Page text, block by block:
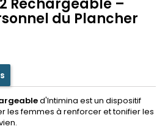
Rechargeable –
du Plancher
d'Intimina est un dispositif
les femmes à renforcer et tonifier les